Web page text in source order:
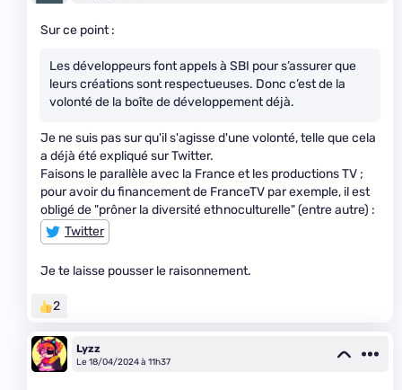
Sur ce point :
Les développeurs font appels à SBI pour s’assurer que
leurs créations sont respectueuses. Donc c’est de la
volonté de la boîte de développement déjà.
Je ne suis pas sur qu'il s'agisse d'une volonté, telle que cela
a déjà été expliqué sur Twitter.
Faisons le parallèle avec la France et les productions TV ;
pour avoir du financement de FranceTV par exemple, il est
obligé de "prôner la diversité ethnoculturelle" (entre autre) :
Twitter
Je te laisse pousser le raisonnement.
2
Lyzz
Le 18/04/2024 à 11h37